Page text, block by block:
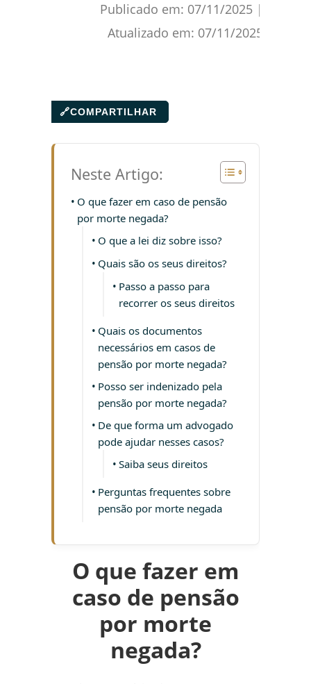
Publicado em: 07/11/2025 |
Atualizado em: 07/11/2025
🔗COMPARTILHAR
Neste Artigo:
O que fazer em caso de pensão
por morte negada?
O que a lei diz sobre isso?
Quais são os seus direitos?
Passo a passo para
recorrer os seus direitos
Quais os documentos
necessários em casos de
pensão por morte negada?
Posso ser indenizado pela
pensão por morte negada?
De que forma um advogado
pode ajudar nesses casos?
Saiba seus direitos
Perguntas frequentes sobre
pensão por morte negada
O que fazer em
caso de pensão
por morte
negada?